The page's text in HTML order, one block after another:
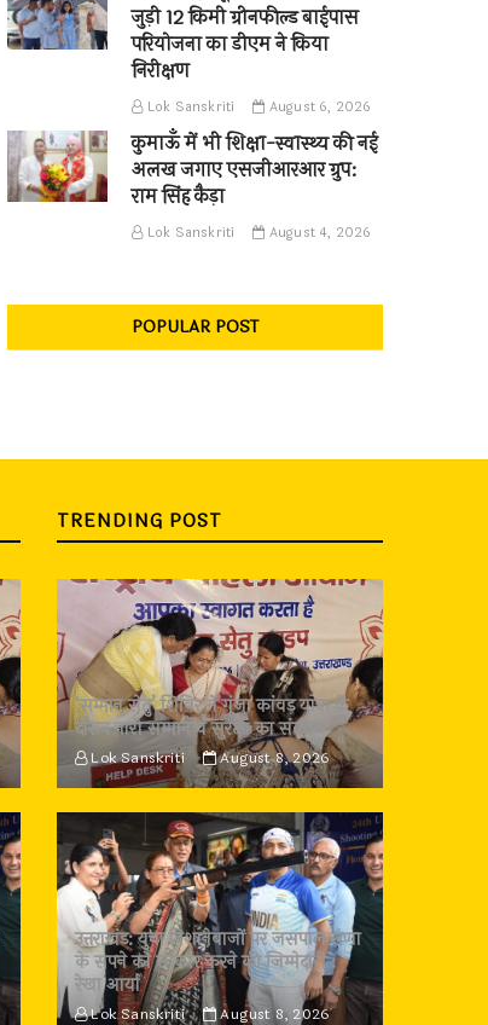
जुड़ी 12 किमी ग्रीनफील्ड बाईपास
परियोजना का डीएम ने किया
निरीक्षण
Lok Sanskriti August 6, 2026
कुमाऊँ में भी शिक्षा-स्वास्थ्य की नई
अलख जगाए एसजीआरआर ग्रुप:
राम सिंह कैड़ा
Lok Sanskriti August 4, 2026
POPULAR POST
TRENDING POST
‘सम्मान सेतु’ शिविर में गूंजा कांवड़ यात्रा के
दौरान नारी सम्मान व सुरक्षा का संकल्प
Lok Sanskriti August 8, 2026
उत्तराखंड: युवा निशानेबाजों पर जसपाल राणा
के सपने को साकार करने की जिम्मेदारी :
रेखा आर्या
Lok Sanskriti August 8, 2026